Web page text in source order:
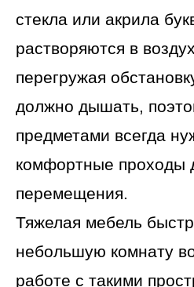
стекла или акрила
растворяются в
перегружая
должно дышать,
предметами всегда
комфортные проходы
перемещения.
Тяжелая мебель
небольшую комнату
работе с такими